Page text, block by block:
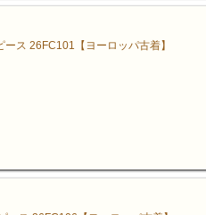
ス 26FC101【ヨーロッパ古着】